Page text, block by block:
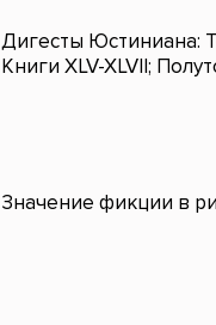
Дигесты Юстиниана:
Книги XLV-XLVII;
Значение фикции в